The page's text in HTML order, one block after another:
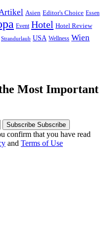
Asien Editor's Choice Essen
Event Hotel Hotel Review
Strandurlaub USA Wellness Wien
Most Important
Subscribe Subscribe
confirm that you have read
and Terms of Use